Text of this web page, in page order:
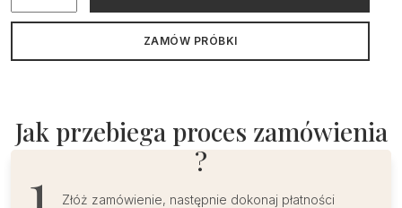
ślubne
ZAMÓW PRÓBKI
Jak przebiega proces zamówienia
?
Złóż zamówienie, następnie dokonaj płatności